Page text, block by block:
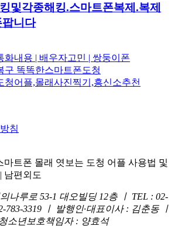
및각종해킹.스마트폰복제.복제
니다
화내용 | 배우자고민 | 쌍둥이폰
구 똑똑한스마트폰도청
청어플,몰래사진찍기,흥신소추천
침
마트폰 몰래 엿보는 도청 어플 사용법 및
남편외도
나루로 53-1 대오빌딩 12층 ㅣ TEL : 02-
783-3319 ㅣ 발행인·대표이사 : 김춘동 ㅣ
소년보호책임자 : 양효석